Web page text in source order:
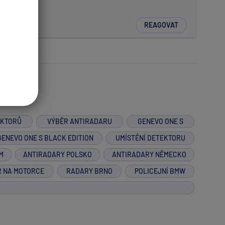
REAGOVAT
VÝBĚR ANTIRADARU
GENEVO ONE S
ONE S BLACK EDITION
UMÍSTĚNÍ DETEKTORU
ANTIRADARY POLSKO
ANTIRADARY NĚMECKO
MOTORCE RADARY BRNO
POLICEJNÍ BMW